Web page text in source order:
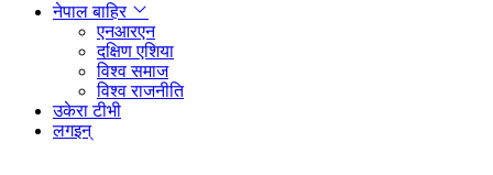
नेपाल बाहिर
एनआरएन
दक्षिण एशिया
विश्व समाज
विश्व राजनीति
उकेरा टीभी
लगइन्